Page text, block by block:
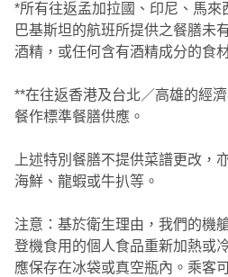
*所有往返孟加拉國、印尼、馬來
巴基斯坦的航班所提供之餐膳未
酒精，或任何含有酒精成分的食
**在往返香港及台北／高雄的經
餐作標準餐膳供應。
上述特別餐膳不提供菜譜更改，
海鮮、龍蝦或牛扒等。
注意：基於衛生理由，我們的機
登機食用的個人食品重新加熱或
應保存在冰袋或真空瓶內。乘客